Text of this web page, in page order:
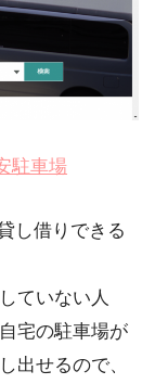
駐車場
し借りできる
ていない人
宅の駐車場が
出せるので、